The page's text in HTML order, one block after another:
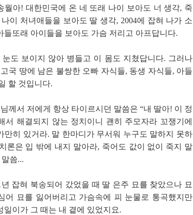
월아! 대한민국에 온 네 또래 나이 보아도 너 생각, 죽
이 처녀애들을 보아도 딸 생각, 2004에 잡혀 나가 소
들또래 아이들을 보아도 가슴 저리고 아프답니다.
도 보이지 않아 병들고 이 몸도 지쳤답니다. 그러나
국 땅에 남은 불쌍한 오빠 자식들, 동생 자식들, 아들
할 것입니다.
께서 저에게 항상 타이르시던 말씀은 “내 딸아! 이 정
서 해결되지 않는 정치이니 괜히 주모자라 꼬쟁기에
만히 있거라. 말 한마디가 무서워 누구도 말하지 못하
론은 입 밖에 내지 말아라, 죽어도 값이 없이 죽지 말
씀...
잡혀 북송되어 갔었을 때 딸 은주 묘를 찾았으나 묘
어 묘를 잃어버리고 가슴속에 피 눈물로 통곡했지만
일이가 그 때는 내 곁에 있었지요.